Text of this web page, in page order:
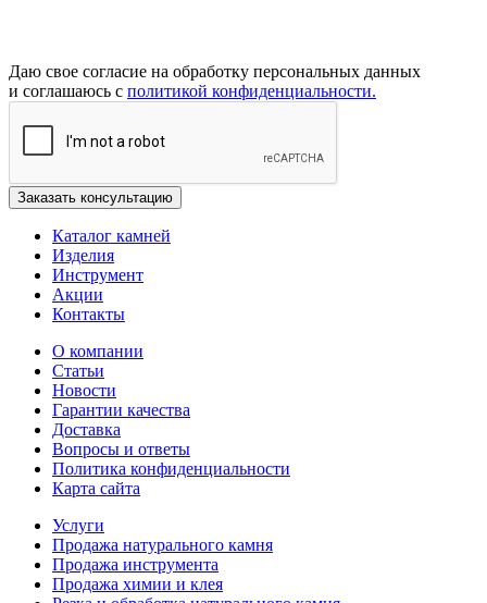
Даю свое согласие на обработку персональных данных
и соглашаюсь с политикой конфиденциальности.
Каталог камней
Изделия
Инструмент
Акции
Контакты
О компании
Статьи
Новости
Гарантии качества
Доставка
Вопросы и ответы
Политика конфиденциальности
Карта сайта
Услуги
Продажа натурального камня
Продажа инструмента
Продажа химии и клея